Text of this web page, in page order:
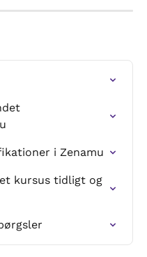
i Zenamu
kursus tidligt og